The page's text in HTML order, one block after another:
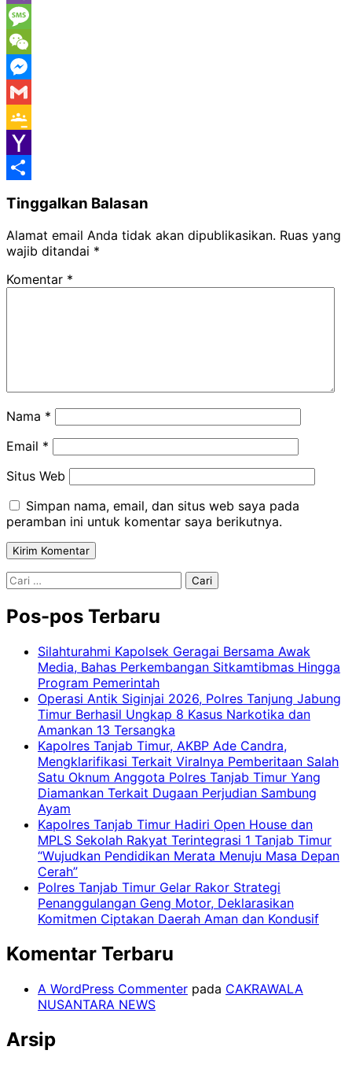
Viber
Message
WeChat
Messenger
Gmail
Google
Classroom
Yahoo
Tinggalkan Balasan
Alamat email Anda tidak akan dipublikasikan. Ruas yang
wajib ditandai *
Komentar *
Nama *
Email *
Situs Web
Simpan nama, email, dan situs web saya pada
peramban ini untuk komentar saya berikutnya.
Cari
Pos-pos Terbaru
Silahturahmi Kapolsek Geragai Bersama Awak
Media, Bahas Perkembangan Sitkamtibmas Hingga
Program Pemerintah
Operasi Antik Siginjai 2026, Polres Tanjung Jabung
Timur Berhasil Ungkap 8 Kasus Narkotika dan
Amankan 13 Tersangka
Kapolres Tanjab Timur, AKBP Ade Candra,
Mengklarifikasi Terkait Viralnya Pemberitaan Salah
Satu Oknum Anggota Polres Tanjab Timur Yang
Diamankan Terkait Dugaan Perjudian Sambung
Ayam
Kapolres Tanjab Timur Hadiri Open House dan
MPLS Sekolah Rakyat Terintegrasi 1 Tanjab Timur
“Wujudkan Pendidikan Merata Menuju Masa Depan
Cerah”
Polres Tanjab Timur Gelar Rakor Strategi
Penanggulangan Geng Motor, Deklarasikan
Komitmen Ciptakan Daerah Aman dan Kondusif
Komentar Terbaru
A WordPress Commenter pada CAKRAWALA
NUSANTARA NEWS
Arsip